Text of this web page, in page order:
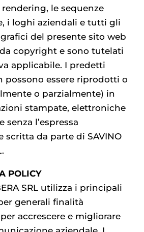
le sequenze
i loghi aziendali e tutti gli
del presente sito web
copyright e sono tutelati
applicabile. I predetti
possono essere riprodotti o
o parzialmente) in
stampate, elettroniche
l’espressa
scritta da parte di SAVINO
POLICY
SRL utilizza i principali
generali finalità
accrescere e migliorare